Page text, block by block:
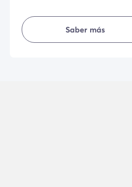
calidad de sus equipamientos
interiores harán que tus vacaciones
sean aún más agradables.
Saber más